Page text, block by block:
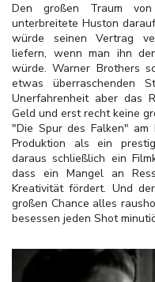
Den großen Traum
unterbreitete Huston
würde seinen Vertrag
liefern, wenn man ihn
würde. Warner Brothers
etwas überraschenden
Unerfahrenheit aber das
Geld und erst recht keine
"Die Spur des Falken" am
Produktion als ein
daraus schließlich ein
dass ein Mangel an
Kreativität fördert. Und
großen Chance alles
besessen jeden Shot